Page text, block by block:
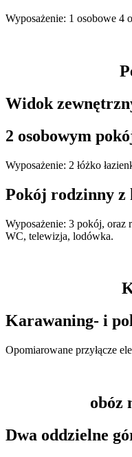
Wyposażenie: 1 osobowe 4
Widok
2 osobowym
Wyposażenie: 2 łóżko
Pokój rodzinny z
Wyposażenie: 3 pokój, oraz
WC, telewizja, lodówka.
Karawaning- i
Opomiarowane przyłącze
obóz
Dwa oddzielne